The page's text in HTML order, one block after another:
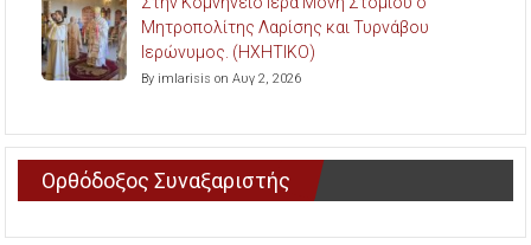
Μητροπολίτης Λαρίσης και Τυρνάβου
Ιερώνυμος. (ΗΧΗΤΙΚΟ)
By imlarisis on Αυγ 2, 2026
Ορθόδοξος Συναξαριστής